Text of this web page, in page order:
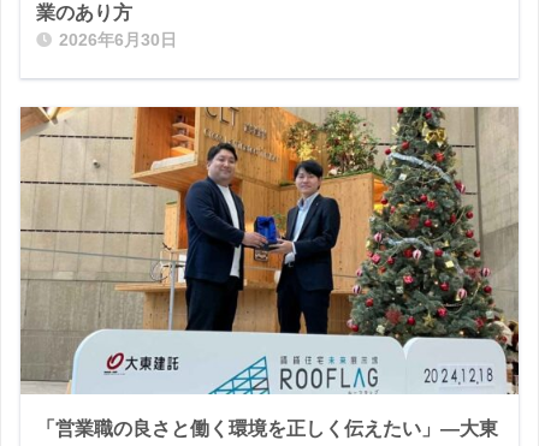
業のあり方
2026年6月30日
「営業職の良さと働く環境を正しく伝えたい」―大東